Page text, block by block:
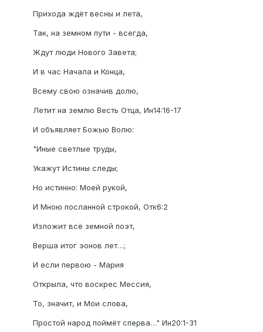
Прихода ждёт весны и лета,
Так, на земном пути - всегда,
Ждут люди Нового Завета;
И в час Начала и Конца,
Всему свою означив долю,
Летит на землю Весть Отца, Ин14:16-17
И объявляет Божью Волю:
"Иные светлые труды,
Укажут Истины следы;
Но истинно: Моей рукой,
И Мною посланной строкой, Отк6:2
Изложит всё земной поэт,
Верша итог эонов лет…;
И если первою - Мария
Открыла, что воскрес Мессия,
То, значит, и Мои слова,
Простой народ поймёт сперва…" Ин20:1-31